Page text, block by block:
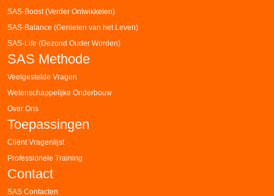
SAS-Boost (Verder Ontwikkelen)
SAS-Balance (Genieten van het Leven)
SAS-Life (Gezond Ouder Worden)
SAS Methode
Veelgestelde Vragen
Wetenschappelijke Onderbouw
Over Ons
Toepassingen
Cliënt Vragenlijst
Professionele Training
Contact
SAS Contacten